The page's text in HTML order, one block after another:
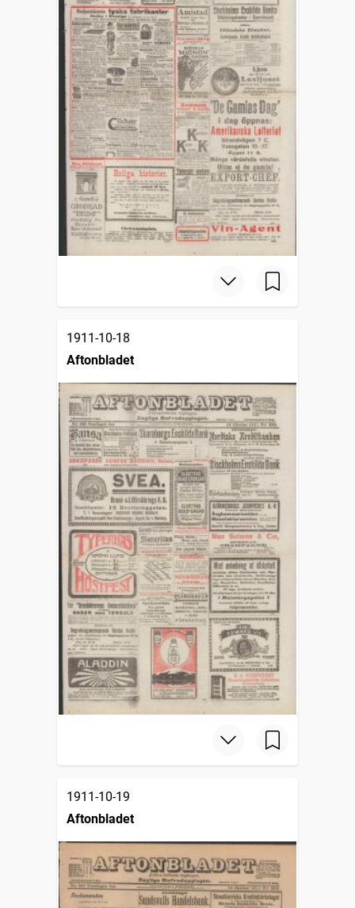
1911-10-18
Aftonbladet
1911-10-19
Aftonbladet